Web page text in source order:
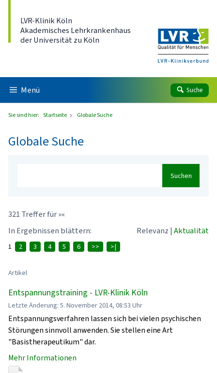
LVR-Klinik Köln
Akademisches Lehrkrankenhaus
der Universität zu Köln
Menü Suche
Sie sind hier: Startseite Globale Suche
Globale Suche
Suchen
321 Treffer für »«
In Ergebnissen blättern:
Relevanz | Aktualität
1 2 3 4 5 6 >> >|
Artikel
Entspannungstraining - LVR-Klinik Köln
Letzte Änderung: 5. November 2014, 08:53 Uhr
Entspannungsverfahren lassen sich bei vielen psychischen
Störungen sinnvoll anwenden. Sie stellen eine Art
"Basistherapeutikum" dar.
Mehr Informationen